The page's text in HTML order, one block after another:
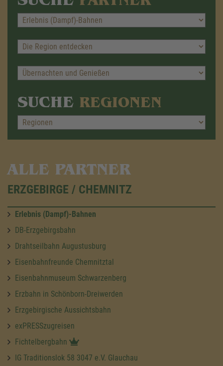
SUCHE REGIONEN
ALLE PARTNER
ERZGEBIRGE / CHEMNITZ
Erlebnis (Dampf)-Bahnen
DB-Erzgebirgsbahn
Drahtseilbahn Augustusburg
Eisenbahnfreunde Chemnitztal
Eisenbahnmuseum Schwarzenberg
Erzbahn in Schönborn-Dreiwerden
Erzgebirgische Aussichtsbahn
exPRESSzugreisen
Fichtelbergbahn
IG Traditionslok 58 3047 e.V. Glauchau